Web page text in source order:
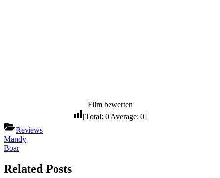
Film bewerten
[Total: 0 Average: 0]
Reviews
Beitragsnavigation
Previous
Post:
Mandy
Next
Boar
Related Posts